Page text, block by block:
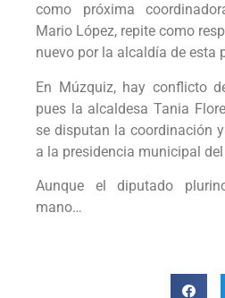
como próxima
Mario López, repite como
nuevo por la alcaldía de esta
En Múzquiz, hay conflicto
pues la alcaldesa Tania
se disputan la coordinación
a la presidencia municipal
Aunque el diputado
mano…